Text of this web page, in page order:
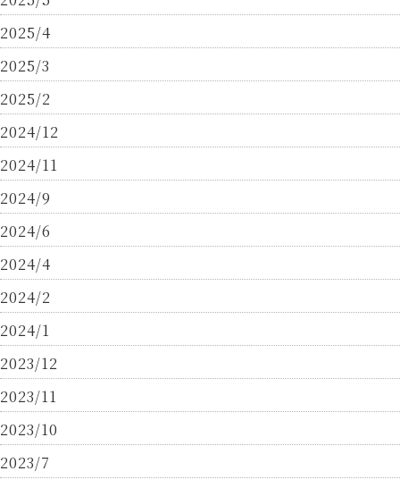
2025/4
2025/3
2025/2
2024/12
2024/11
2024/9
2024/6
2024/4
2024/2
2024/1
2023/12
2023/11
2023/10
2023/7